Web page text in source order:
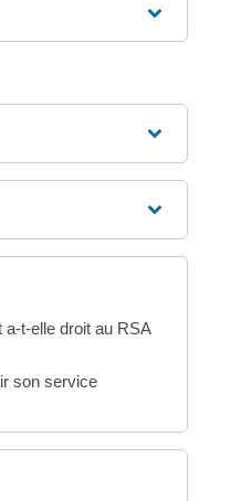
a-t-elle droit au RSA
son service